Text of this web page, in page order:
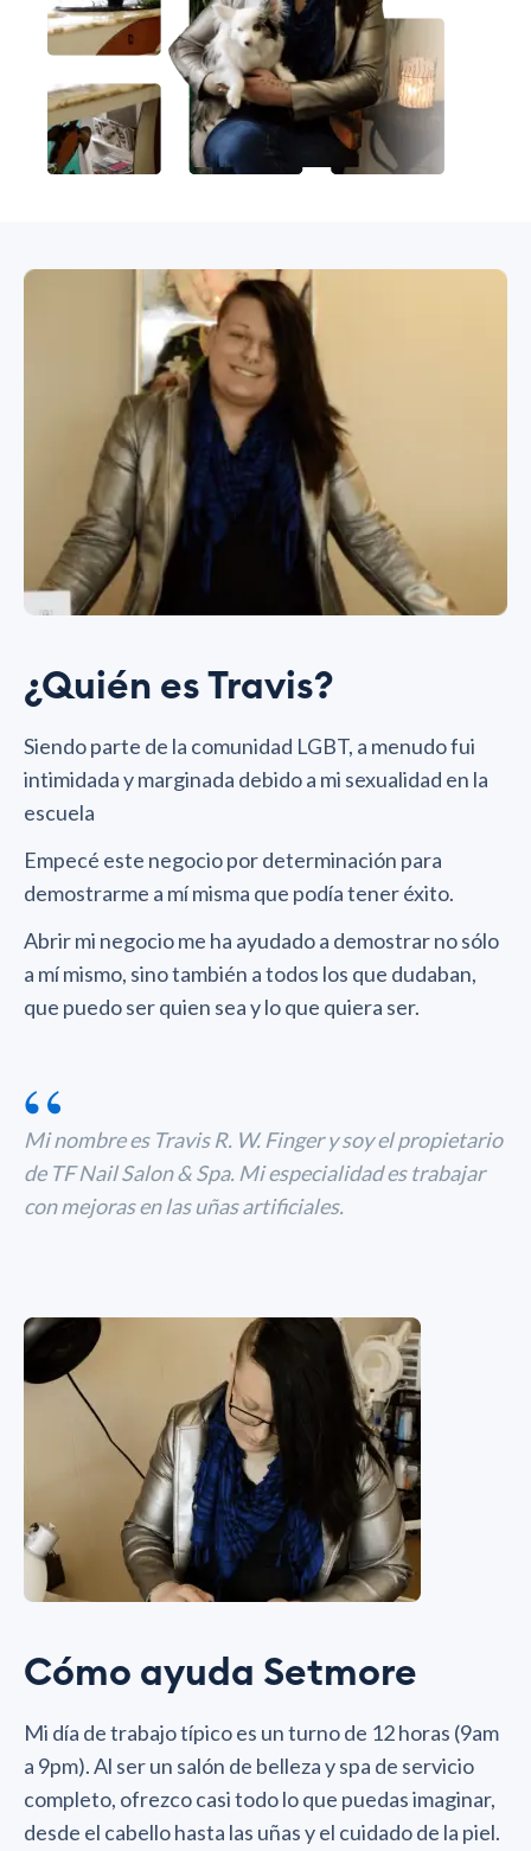
¿Quién es Travis?
Siendo parte de la comunidad LGBT, a menudo fui
intimidada y marginada debido a mi sexualidad en la
escuela
Empecé este negocio por determinación para
demostrarme a mí misma que podía tener éxito.
Abrir mi negocio me ha ayudado a demostrar no sólo
a mí mismo, sino también a todos los que dudaban,
que puedo ser quien sea y lo que quiera ser.
“
Mi nombre es Travis R. W. Finger y soy el propietario
de TF Nail Salon & Spa. Mi especialidad es trabajar
con mejoras en las uñas artificiales.
Cómo ayuda Setmore
Mi día de trabajo típico es un turno de 12 horas (9am
a 9pm). Al ser un salón de belleza y spa de servicio
completo, ofrezco casi todo lo que puedas imaginar,
desde el cabello hasta las uñas y el cuidado de la piel.